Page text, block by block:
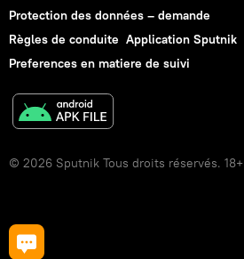
Protection des données – demande
Règles de conduite Application Sputnik
Preferences en matiere de suivi
© 2026 Sputnik Tous droits réservés. 18+